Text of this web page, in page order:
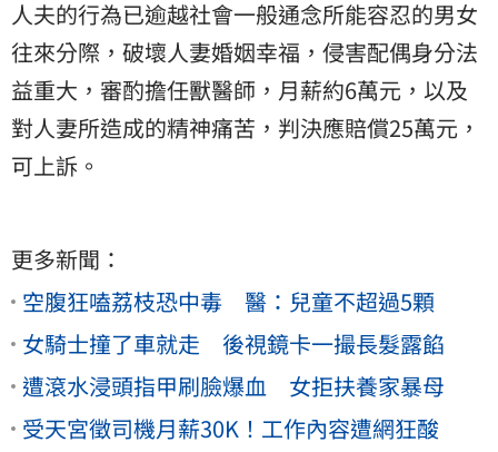
人夫的行為已逾越社會一般通念所能容忍的男女
往來分際，破壞人妻婚姻幸福，侵害配偶身分法
益重大，審酌擔任獸醫師，月薪約6萬元，以及
對人妻所造成的精神痛苦，判決應賠償25萬元，
可上訴。
更多新聞：
空腹狂嗑荔枝恐中毒 醫：兒童不超過5顆
女騎士撞了車就走 後視鏡卡一撮長髮露餡
遭滾水浸頭指甲刷臉爆血 女拒扶養家暴母
受天宮徵司機月薪30K！工作內容遭網狂酸